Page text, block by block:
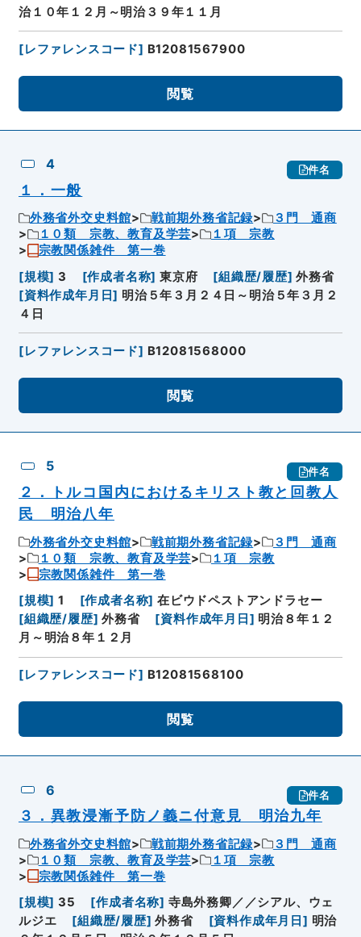
治１０年１２月～明治３９年１１月
[レファレンスコード] B12081567900
閲覧
4 件名
１．一般
外務省外交史料館 戦前期外務省記録
３門 通商
１０類 宗教、教育及学芸
１項 宗教
宗教関係雑件 第一巻
[規模] 3 [作成者名称] 東京府 [組織歴/履歴] 外務省
[資料作成年月日] 明治５年３月２４日～明治５年３月２
４日
[レファレンスコード] B12081568000
閲覧
5 件名
２．トルコ国内におけるキリスト教と回教人
民 明治八年
外務省外交史料館 戦前期外務省記録
３門 通商
１０類 宗教、教育及学芸
１項 宗教
宗教関係雑件 第一巻
[規模] 1 [作成者名称] 在ビウドペストアンドラセー
[組織歴/履歴] 外務省 [資料作成年月日 ] 明治８年１２
月～明治８年１２月
[レファレンスコード] B12081568100
閲覧
6 件名
３．異教浸漸予防ノ義ニ付意見 明治九年
外務省外交史料館 戦前期外務省記録
３門 通商
１０類 宗教、教育及学芸
１項 宗教
宗教関係雑件 第一巻
[規模] 35 [作成者名称] 寺島外務卿／／シアル、ウェ
ルジエ
[組織歴/履歴] 外務省 [資料作成年月日 ] 明治